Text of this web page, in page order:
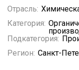
Отрасль:
Категория:
Подкатегория:
Регион: Санкт-